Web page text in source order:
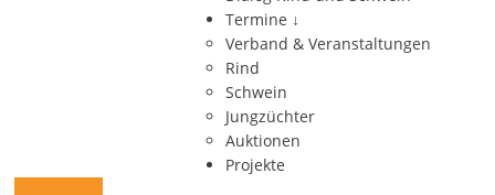
Termine ↓
Verband & Veranstaltungen
Rind
Schwein
Jungzüchter
Auktionen
Projekte